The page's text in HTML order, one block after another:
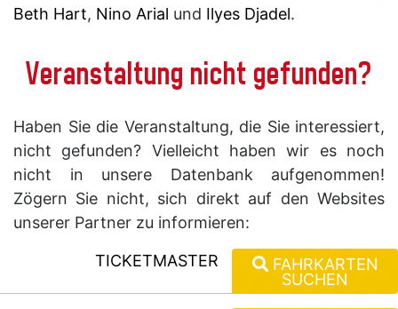
Beth Hart, Nino Arial und Ilyes Djadel.
Veranstaltung nicht gefunden?
Haben Sie die Veranstaltung, die Sie interessiert,
nicht gefunden? Vielleicht haben wir es noch
nicht in unsere Datenbank aufgenommen!
Zögern Sie nicht, sich direkt auf den Websites
unserer Partner zu informieren:
TICKETMASTER
FAHRKARTEN
SUCHEN